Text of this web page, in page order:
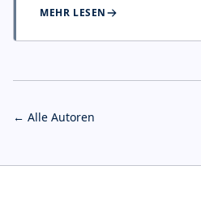
MEHR LESEN
← Alle Autoren